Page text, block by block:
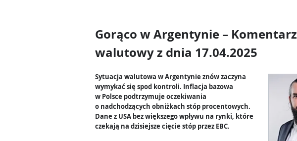
Gorąco w Argentynie – Komentarz
walutowy z dnia 17.04.2025
Sytuacja walutowa w Argentynie znów zaczyna
wymykać się spod kontroli. Inflacja bazowa
w Polsce podtrzymuje oczekiwania
o nadchodzących obniżkach stóp procentowych.
Dane z USA bez większego wpływu na rynki, które
czekają na dzisiejsze cięcie stóp przez EBC.